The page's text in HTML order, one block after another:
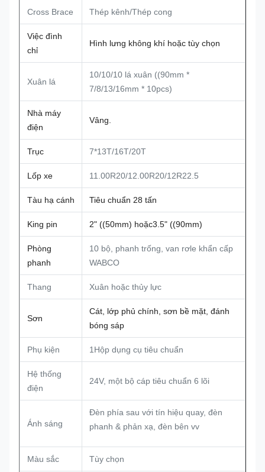
Cross Brace Thép kênh/Thép cong
Việc đình
chỉ
Hình lưng không khí hoặc tùy chọn
Xuân lá
10/10/10 lá xuân ((90mm *
7/8/13/16mm * 10pcs)
Nhà máy
điện
Vâng.
Trục 7*13T/16T/20T
Lốp xe 11.00R20/12.00R20/12R22.5
Tàu hạ cánh Tiêu chuẩn 28 tấn
King pin 2" ((50mm) hoặc3.5" ((90mm)
Phòng
phanh
10 bộ, phanh trống, van rơle khẩn cấp
WABCO
Thang Xuân hoặc thủy lực
Sơn
Cát, lớp phủ chính, sơn bề mặt, đánh
bóng sáp
Phụ kiện 1Hộp dụng cụ tiêu chuẩn
Hệ thống
điện
24V, một bộ cáp tiêu chuẩn 6 lõi
Ánh sáng
Đèn phía sau với tín hiệu quay, đèn
phanh & phản xạ, đèn bên vv
Màu sắc Tùy chọn